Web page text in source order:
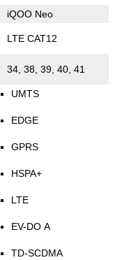
iQOO Neo
LTE CAT12
34, 38, 39, 40, 41
UMTS
EDGE
GPRS
HSPA+
LTE
EV-DO A
TD-SCDMA